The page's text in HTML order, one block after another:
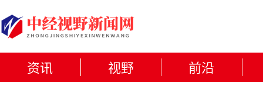
资讯 视野 前沿